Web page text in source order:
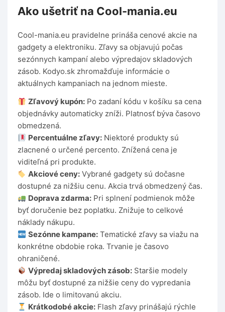
Ako ušetriť na Cool-mania.eu
Cool-mania.eu pravidelne prináša cenové akcie na
gadgety a elektroniku. Zľavy sa objavujú počas
sezónnych kampaní alebo výpredajov skladových
zásob. Kodyo.sk zhromažďuje informácie o
aktuálnych kampaniach na jednom mieste.
Zľavový kupón: Po zadaní kódu v košíku sa cena
objednávky automaticky zníži. Platnosť býva časovo
obmedzená.
Percentuálne zľavy: Niektoré produkty sú
zlacnené o určené percento. Znížená cena je
viditeľná pri produkte.
Akciové ceny: Vybrané gadgety sú dočasne
dostupné za nižšiu cenu. Akcia trvá obmedzený čas.
Doprava zdarma: Pri splnení podmienok môže
byť doručenie bez poplatku. Znižuje to celkové
náklady nákupu.
Sezónne kampane: Tematické zľavy sa viažu na
konkrétne obdobie roka. Trvanie je časovo
ohraničené.
Výpredaj skladových zásob: Staršie modely
môžu byť dostupné za nižšie ceny do vypredania
zásob. Ide o limitovanú akciu.
Krátkodobé akcie: Flash zľavy prinášajú rýchle